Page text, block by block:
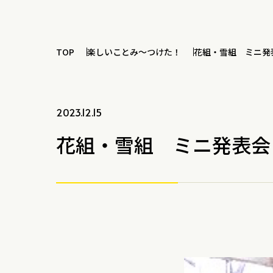
TOP 楽しいことみ～つけた！ 花組・雪組 ミニ発
2023.12.15
花組・雪組 ミニ発表会